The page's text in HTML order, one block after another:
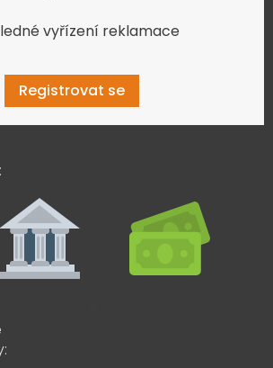
vyřízení reklamace
Registrovat se